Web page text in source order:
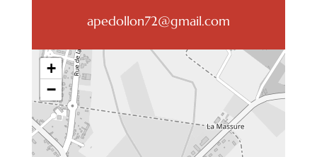
apedollon72@gmail.com
+
−